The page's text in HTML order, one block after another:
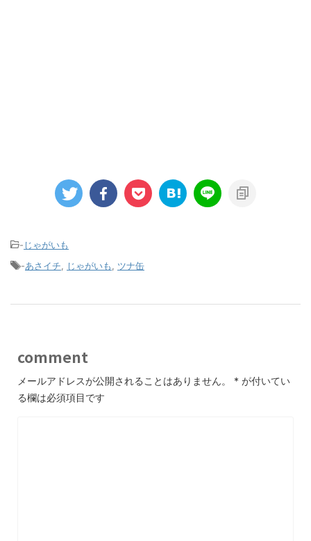
- じゃがいも
-あさイチ じゃがいも ツナ缶
comment
メールアドレスが公開されることはありません。 * が付いてい
る欄は必須項目です